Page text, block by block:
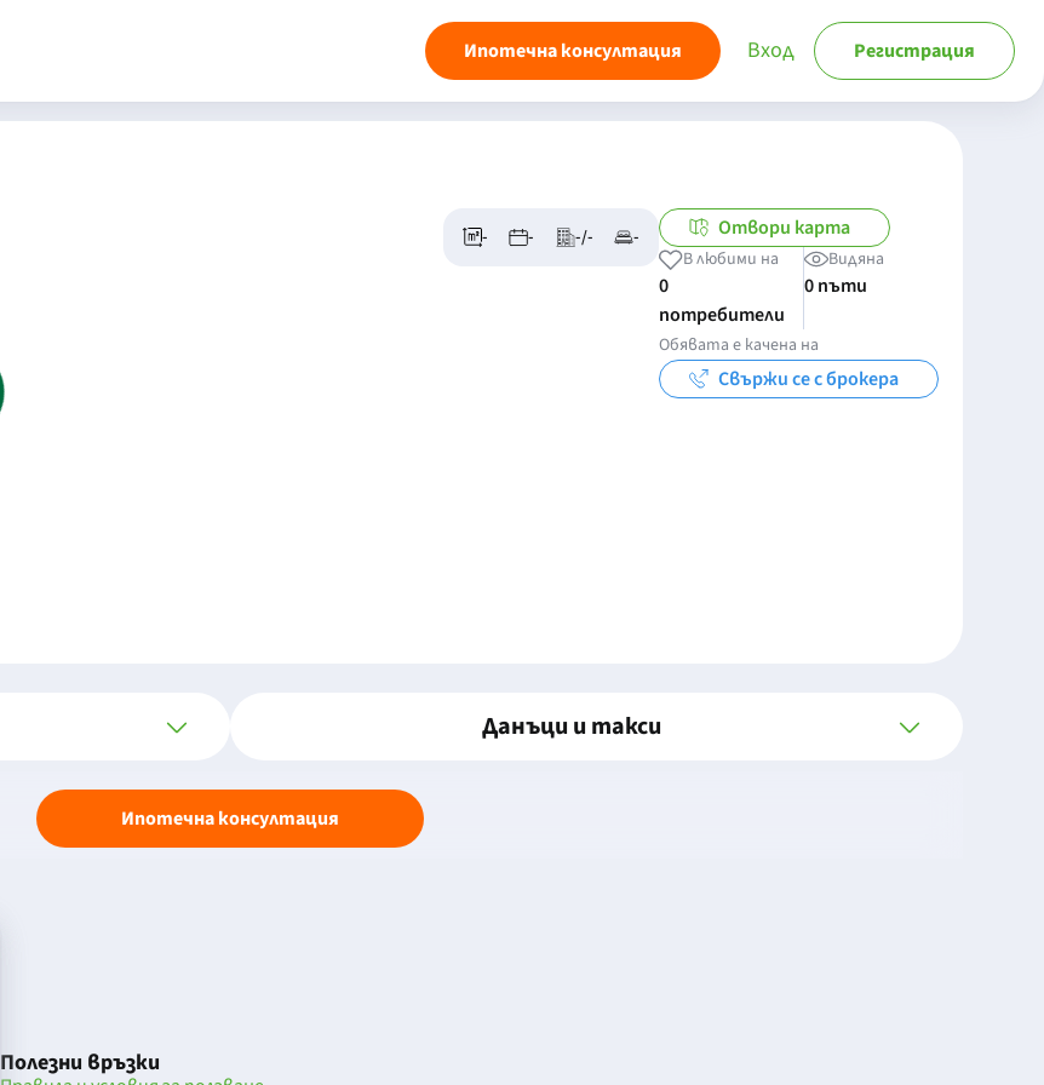
Ипотечна консултация Вход Регистрация
- - -/- - Отвори карта
В любими на
0
потребители
Видяна
0 пъти
Обявата е качена на
Свържи се с брокера
Данъци и такси
Ипотечна консултация
Полезни връзки